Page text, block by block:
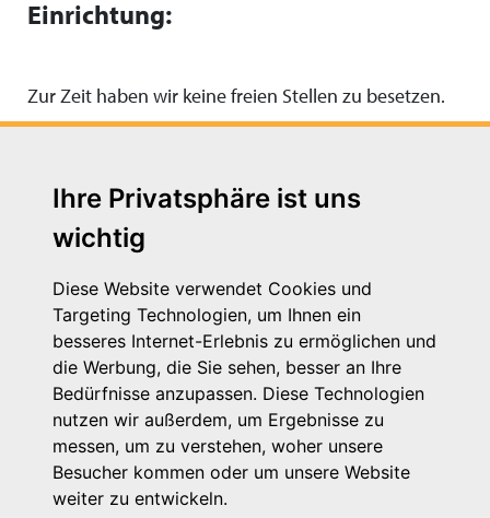
Ihre Privatsphäre ist uns
wichtig
Diese Website verwendet Cookies und
Targeting Technologien, um Ihnen ein
besseres Internet-Erlebnis zu ermöglichen und
die Werbung, die Sie sehen, besser an Ihre
Bedürfnisse anzupassen. Diese Technologien
nutzen wir außerdem, um Ergebnisse zu
messen, um zu verstehen, woher unsere
Besucher kommen oder um unsere Website
weiter zu entwickeln.
Einrichtung:
Zur Zeit haben wir keine freien Stellen zu besetzen.
Michaelkirchstr. 17/18
10179 Berlin
Telefon: 030 – 58 58 17 16 01
E-Mail: info@vpk.de
Mehr Informationen: www.vpk.de